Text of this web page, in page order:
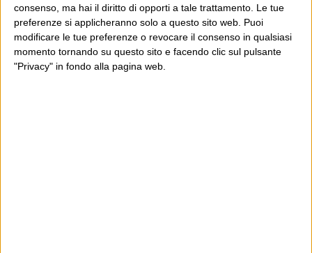
consenso, ma hai il diritto di opporti a tale trattamento. Le tue
preferenze si applicheranno solo a questo sito web. Puoi
modificare le tue preferenze o revocare il consenso in qualsiasi
momento tornando su questo sito e facendo clic sul pulsante
"Privacy" in fondo alla pagina web.
Luca Sofri Wittgenstein